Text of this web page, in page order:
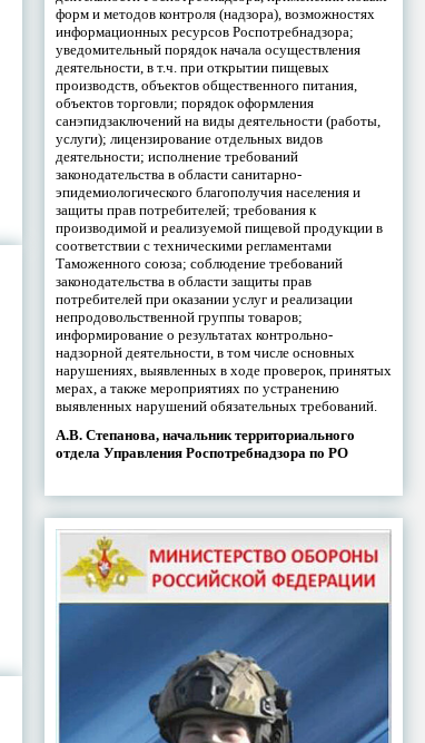
форм и методов контроля (надзора), возможностях
информационных ресурсов Роспотребнадзора;
уведомительный порядок начала осуществления
деятельности, в т.ч. при открытии пищевых
производств, объектов общественного питания,
объектов торговли; порядок оформления
санэпидзаключений на виды деятельности (работы,
услуги); лицензирование отдельных видов
деятельности; исполнение требований
законодательства в области санитарно-
эпидемиологического благополучия населения и
защиты прав потребителей; требования к
производимой и реализуемой пищевой продукции в
соответствии с техническими регламентами
Таможенного союза; соблюдение требований
законодательства в области защиты прав
потребителей при оказании услуг и реализации
непродовольственной группы товаров;
информирование о результатах контрольно-
надзорной деятельности, в том числе основных
нарушениях, выявленных в ходе проверок, принятых
мерах, а также мероприятиях по устранению
выявленных нарушений обязательных требований.
А.В. Степанова, начальник территориального
отдела Управления Роспотребнадзора по РО